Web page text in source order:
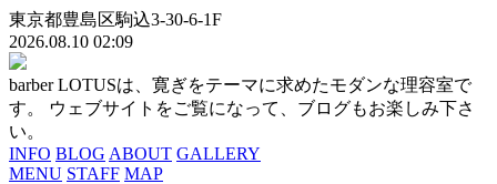
東京都豊島区駒込3-30-6-1F
2026.08.10 02:09
barber LOTUSは、寛ぎをテーマに求めたモダンな理容室で
す。 ウェブサイトをご覧になって、ブログもお楽しみ下さ
い。
INFO BLOG ABOUT GALLERY
MENU STAFF MAP